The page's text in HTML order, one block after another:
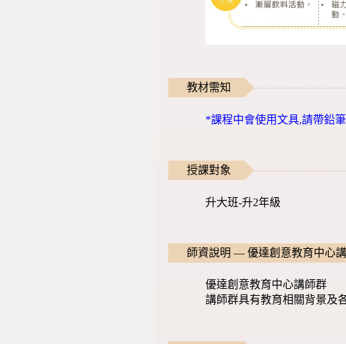
教材需知
*課程中會使用文具,請帶鉛
授課對象
升大班-升2年級
師資說明 — 優達創意教育中心
優達創意教育中心講師群
講師群具有教育相關背景及